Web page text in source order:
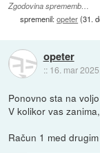
Zgodovina sprememb…
spremenil:opeter(31.
opeter
:: 16. mar
Ponovno sta na
V kolikor vas
Račun 1 med